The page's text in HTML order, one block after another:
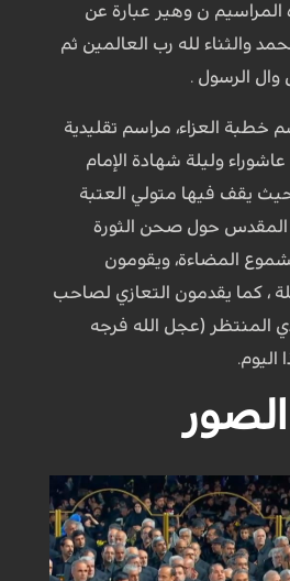
المراسيم ن وهير عبارة عن
والثناء لله رب العالمين ثم
وال الرسول .
خطبة العزاء، مراسم تقليدية
وليلة شهادة الإمام
حيث يقف فيها متولي العتبة
المقدس حول صحن الثورة
المضاءة، ويقومون
، كما يقدمون التعازي لصاحب
المنتظر (عجل الله فرجه
اليوم.